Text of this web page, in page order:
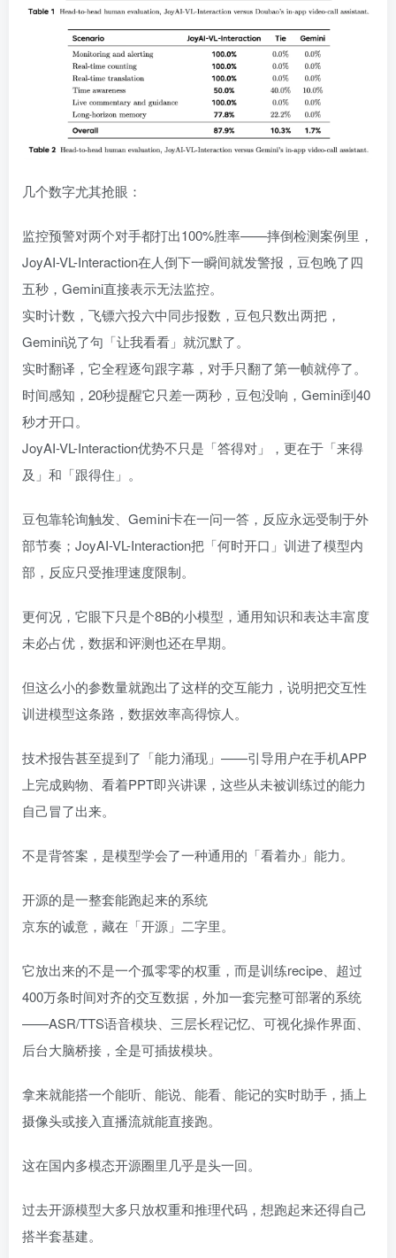
几个数字尤其抢眼：
监控预警对两个对手都打出100%胜率——摔倒检测案例里，
JoyAI-VL-Interaction在人倒下一瞬间就发警报，豆包晚了四
五秒，Gemini直接表示无法监控。
实时计数，飞镖六投六中同步报数，豆包只数出两把，
Gemini说了句「让我看看」就沉默了。
实时翻译，它全程逐句跟字幕，对手只翻了第一帧就停了。
时间感知，20秒提醒它只差一两秒，豆包没响，Gemini到40
秒才开口。
JoyAI-VL-Interaction优势不只是「答得对」，更在于「来得
及」和「跟得住」。
豆包靠轮询触发、Gemini卡在一问一答，反应永远受制于外
部节奏；JoyAI-VL-Interaction把「何时开口」训进了模型内
部，反应只受推理速度限制。
更何况，它眼下只是个8B的小模型，通用知识和表达丰富度
未必占优，数据和评测也还在早期。
但这么小的参数量就跑出了这样的交互能力，说明把交互性
训进模型这条路，数据效率高得惊人。
技术报告甚至提到了「能力涌现」——引导用户在手机APP
上完成购物、看着PPT即兴讲课，这些从未被训练过的能力
自己冒了出来。
不是背答案，是模型学会了一种通用的「看着办」能力。
开源的是一整套能跑起来的系统
京东的诚意，藏在「开源」二字里。
它放出来的不是一个孤零零的权重，而是训练recipe、超过
400万条时间对齐的交互数据，外加一套完整可部署的系统
——ASR/TTS语音模块、三层长程记忆、可视化操作界面、
后台大脑桥接，全是可插拔模块。
拿来就能搭一个能听、能说、能看、能记的实时助手，插上
摄像头或接入直播流就能直接跑。
这在国内多模态开源圈里几乎是头一回。
过去开源模型大多只放权重和推理代码，想跑起来还得自己
搭半套基建。